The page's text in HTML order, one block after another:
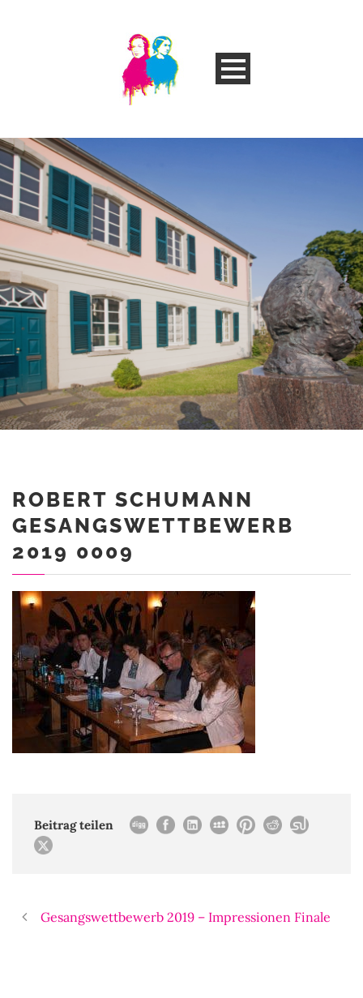
ROBERT SCHUMANN
GESANGSWETTBEWERB
2019 0009
Beitrag teilen
Gesangswettbewerb 2019 – Impressionen Finale